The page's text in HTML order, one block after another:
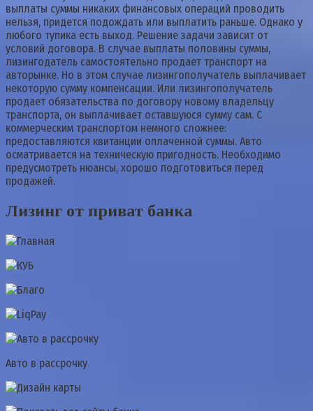
выплаты суммы никаких финансовых операций проводить
нельзя, придется подождать или выплатить раньше. Однако у
любого тупика есть выход. Решение задачи зависит от
условий договора. В случае выплаты половины суммы,
лизингодатель самостоятельно продает транспорт на
авторынке. Но в этом случае лизингополучатель выплачивает
некоторую сумму компенсации. Или лизингополучатель
продает обязательства по договору новому владельцу
транспорта, он выплачивает оставшуюся сумму сам. С
коммерческим транспортом немного сложнее:
предоставляются квитанции оплаченной суммы. Авто
осматривается на техническую пригодность. Необходимо
предусмотреть нюансы, хорошо подготовиться перед
продажей.
Лизинг от приват банка
Авто в рассрочку